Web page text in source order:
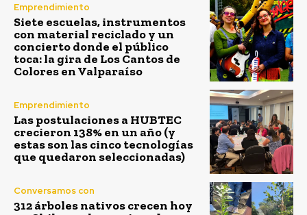
Emprendimiento
Siete escuelas, instrumentos
con material reciclado y un
concierto donde el público
toca: la gira de Los Cantos de
Colores en Valparaíso
Emprendimiento
Las postulaciones a HUBTEC
crecieron 138% en un año (y
estas son las cinco tecnologías
que quedaron seleccionadas)
Conversamos con
312 árboles nativos crecen hoy